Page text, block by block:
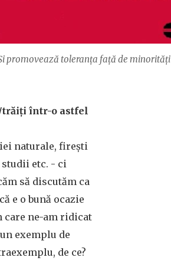
promovează toleranța față de minorități
trăiţi într-o astfel
naturale, fireşti
etc. - ci
să discutăm ca
e o bună ocazie
care ne-am ridicat
exemplu de
de ce?